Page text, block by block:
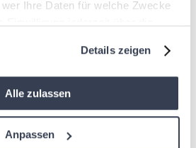
Ihre Daten für welche Zwecke
oder widerrufen
würden wir auch gerne:
Ihre geografische Lage
Details zeigen
Alle zulassen
Anpassen